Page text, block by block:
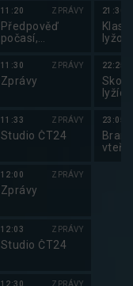
11:20 ZPRÁVY
Předpověď
počasí,
zprávy
11:30 ZPRÁVY
Zprávy
11:33 ZPRÁVY
Studio ČT24
12:00 ZPRÁVY
Zprávy
12:03 ZPRÁVY
Studio ČT24
12:30 ZPRÁVY
21:30
22:25
lyžích
23:05